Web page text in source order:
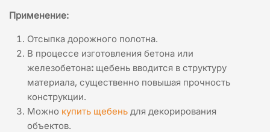
Применение:
Отсыпка дорожного полотна.
В процессе изготовления бетона или
железобетона: щебень вводится в структуру
материала, существенно повышая прочность
конструкции.
Можно купить щебень для декорирования
объектов.